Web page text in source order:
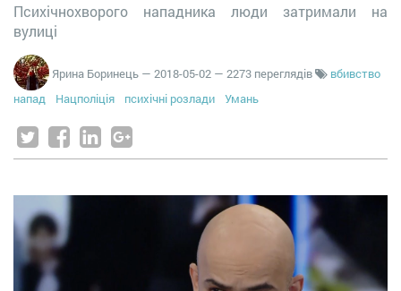
Психічнохворого нападника люди затримали на
вулиці
Ярина Боринець — 2018-05-02 — 2273 переглядів
вбивство
напад
Нацполіція психічні розлади Умань